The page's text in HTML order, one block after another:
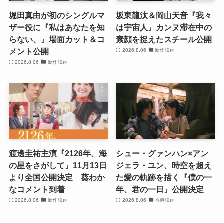
堀田真由が初のシングルマ
ザー役に『私はあなたを知
らない、』場面カット＆コ
メント公開
2026.8.06 新作映画
坂東龍汰＆岡山天音『我々
は宇宙人』カンヌ滞在中の
素顔を捉えたスチール公開
2026.8.06 新作映画
渡邊圭祐主演『2126年、海
の星をさがして』11月13日
より全国公開決定 葵わか
なコメント到着
2026.8.06 新作映画
シュー・グァンハン×アン
ジェラ・ユン、時空を超え
た愛の軌跡を描く『僕の一
年、君の一日』公開決定
2026.8.06 香港映画